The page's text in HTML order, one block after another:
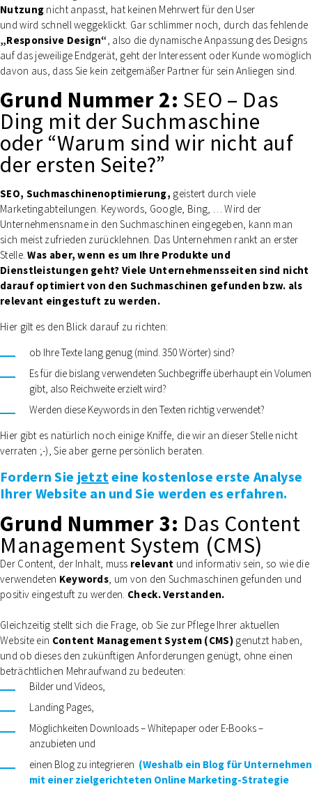
Nutzung nicht anpasst, hat keinen Mehrwert für den User
und wird schnell weggeklickt. Gar schlimmer noch, durch das fehlende
„Responsive Design“ , also die dynamische Anpassung des Designs
auf das jeweilige Endgerät, geht der Interessent oder Kunde womöglich
davon aus, dass Sie kein zeitgemäßer Partner für sein Anliegen sind.
Grund Nummer 2: SEO – Das
Ding mit der Suchmaschine
oder “Warum sind wir nicht auf
der ersten Seite?”
SEO, Suchmaschinenoptimierung, geistert durch viele
Marketingabteilungen. Keywords, Google, Bing, … Wird der
Unternehmensname in den Suchmaschinen eingegeben, kann man
sich meist zufrieden zurücklehnen. Das Unternehmen rankt an erster
Stelle.Was aber, wenn es um Ihre Produkte und
Dienstleistungen geht? Viele Unternehmensseiten sind nicht
darauf optimiertvon den Suchmaschinen gefunden bzw. als
relevant eingestuft zu werden.
Hier gilt es den Blick darauf zu richten:
ob Ihre Texte lang genug (mind. 350 Wörter) sind?
Es für die bislang verwendeten Suchbegriffe überhaupt ein Volumen
gibt, also Reichweite erzielt wird?
Werden diese Keywords in den Texten richtig verwendet?
Hier gibt es natürlich noch einige Kniffe, die wir an dieser Stelle nicht
verraten ;-), Sie aber gerne persönlich beraten.
Fordern Sie jetzt eine kostenlose erste Analyse
Ihrer Website an und Sie werden es erfahren.
Grund Nummer 3: Das Content
Management System (CMS)
Der Content, der Inhalt, muss relevant und informativ sein, so wie die
verwendeten Keywords , um von den Suchmaschinen gefunden und
positiv eingestuft zu werden. Check. Verstanden.
Gleichzeitig stellt sich die Frage, ob Sie zur Pflege Ihrer aktuellen
Website ein Content Management System (CMS)genutzt haben,
und ob dieses den zukünftigen Anforderungen genügt, ohne einen
beträchtlichen Mehraufwand zu bedeuten:
Bilder und Videos,
Landing Pages,
Möglichkeiten Downloads – Whitepaper oder E-Books –
anzubieten und
einen Blog zu integrieren (Weshalb ein Blog für Unternehmen
mit einer zielgerichteten Online Marketing-Strategie